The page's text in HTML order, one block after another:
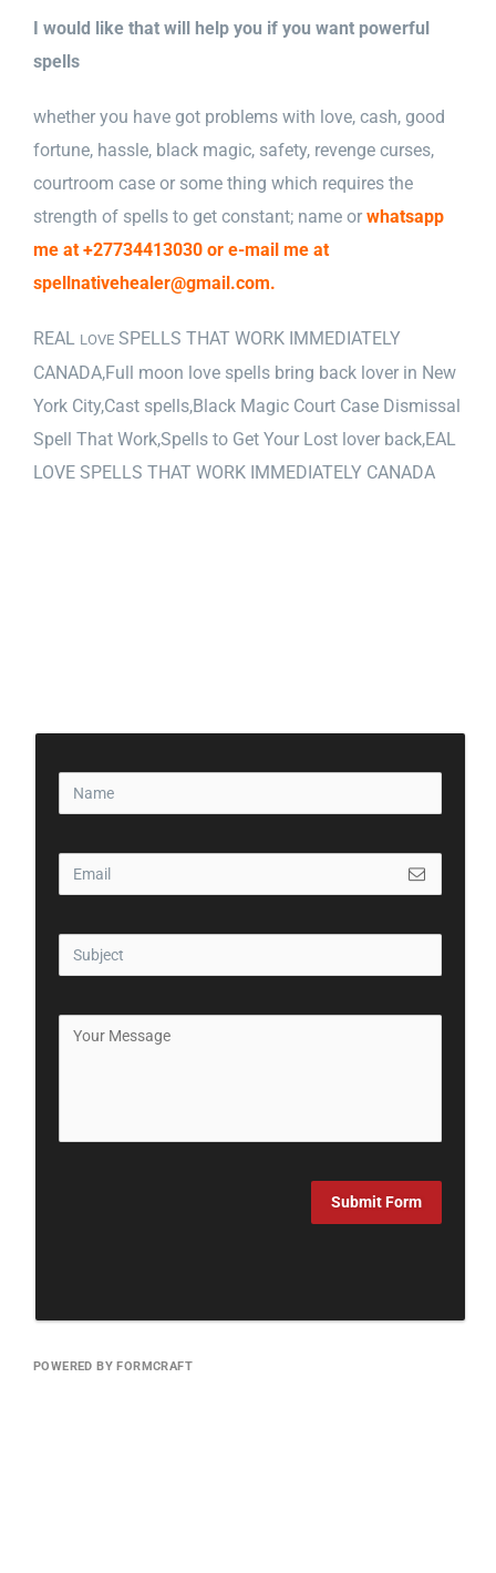
I would like that will help you if you want powerful
spells
whether you have got problems with love, cash, good
fortune, hassle, black magic, safety, revenge curses,
courtroom case or some thing which requires the
strength of spells to get constant; name or whatsapp
me at +27734413030 or e-mail me at
spellnativehealer@gmail.com.
REAL LOVE SPELLS THAT WORK IMMEDIATELY
CANADA,Full moon love spells bring back lover in New
York City,Cast spells,Black Magic Court Case Dismissal
Spell That Work,Spells to Get Your Lost lover back,EAL
LOVE SPELLS THAT WORK IMMEDIATELY CANADA
Submit Form
POWERED BY FORMCRAFT